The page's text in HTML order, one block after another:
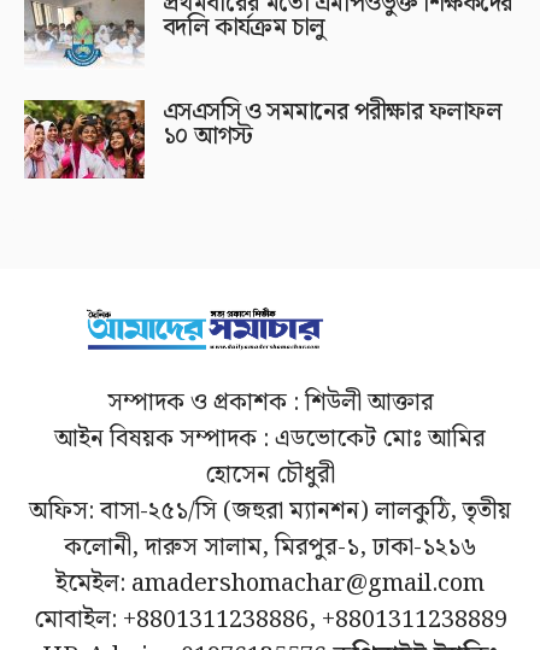
বদলি কার্যক্রম চালু
এসএসসি ও সমমানের পরীক্ষার ফলাফল
১০ আগস্ট
সম্পাদক ও প্রকাশক : শিউলী আক্তার
আইন বিষয়ক সম্পাদক : এডভোকেট মোঃ আমির
হোসেন চৌধুরী
অফিস: বাসা-২৫১/সি (জহুরা ম্যানশন) লালকুঠি, তৃতীয়
কলোনী, দারুস সালাম, মিরপুর-১, ঢাকা-১২১৬
ইমেইল: amadershomachar@gmail.com
মোবাইল: +8801311238886, +8801311238889